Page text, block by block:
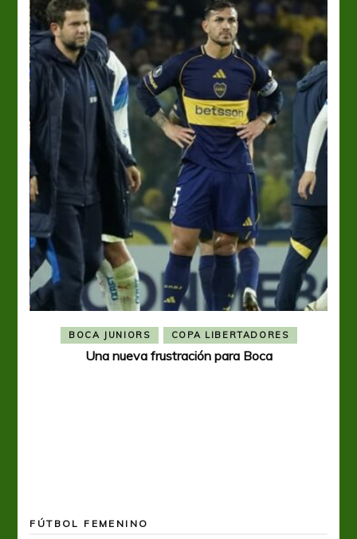
BOCA JUNIORS COPA LIBERTADORES
Una nueva frustración para Boca
FÚTBOL FEMENINO